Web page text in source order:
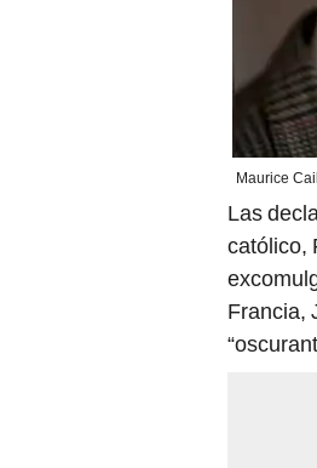
Maurice
Las
católico,
Francia,